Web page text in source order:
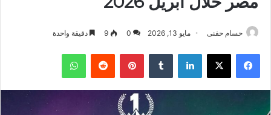
حسام حفنى مايو 13, 2026 0
9 دقيقة واحدة
فيسبوك ‫X لينكدإن بينتيريست واتساب